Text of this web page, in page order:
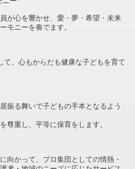
が心を響かせ、愛・夢・希望・未来
モニーを奏でます。
て、心もからだも健康な子どもを育て
振る舞いで子どもの手本となるよう
尊重し、平等に保育をします。
向かって、プロ集団としての情熱・